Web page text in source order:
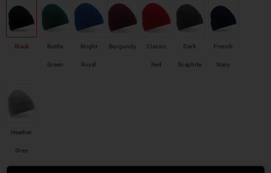
Black Bottle
Green
Bright
Royal
Burgundy Classic
Red
Dark
Graphite
French
Navy
Heather
Grey